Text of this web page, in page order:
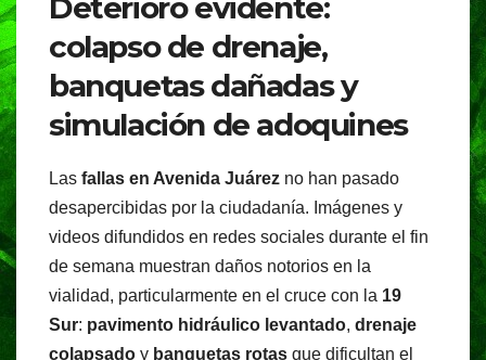
Deterioro evidente:
colapso de drenaje,
banquetas dañadas y
simulación de adoquines
Las fallas en Avenida Juárez no han pasado
desapercibidas por la ciudadanía. Imágenes y
videos difundidos en redes sociales durante el fin
de semana muestran daños notorios en la
vialidad, particularmente en el cruce con la 19
Sur: pavimento hidráulico levantado, drenaje
colapsado y banquetas rotas que dificultan el